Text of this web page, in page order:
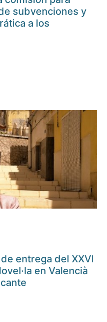
subvenciones y
a los
entrega del XXVI
en Valencià